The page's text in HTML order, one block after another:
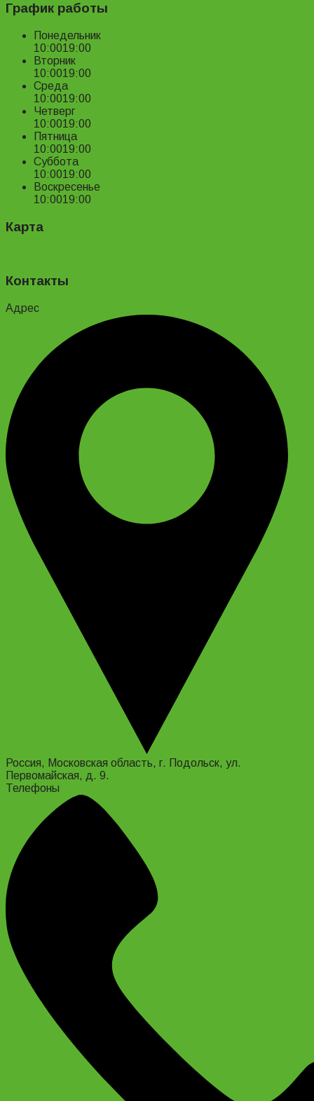
График работы
Понедельник
10:0019:00
Вторник
10:0019:00
Среда
10:0019:00
Четверг
10:0019:00
Пятница
10:0019:00
Суббота
10:0019:00
Воскресенье
10:0019:00
Карта
Контакты
Адрес
Россия, Московская область, г. Подольск, ул.
Первомайская, д. 9.
Телефоны